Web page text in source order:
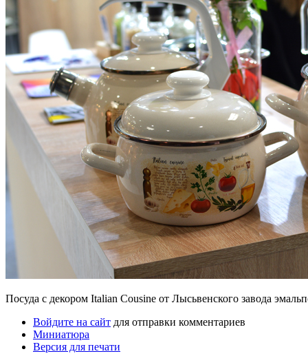
Посуда с декором Italian Cousine от Лысьвенского завода
Войдите на сайт для отправки комментариев
Миниатюра
Версия для печати